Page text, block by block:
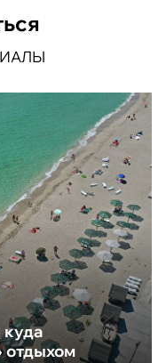
отдыхом